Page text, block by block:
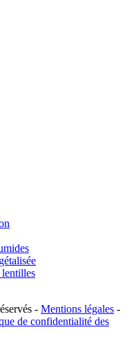
lentilles
- Mentions légales -
de confidentialité des